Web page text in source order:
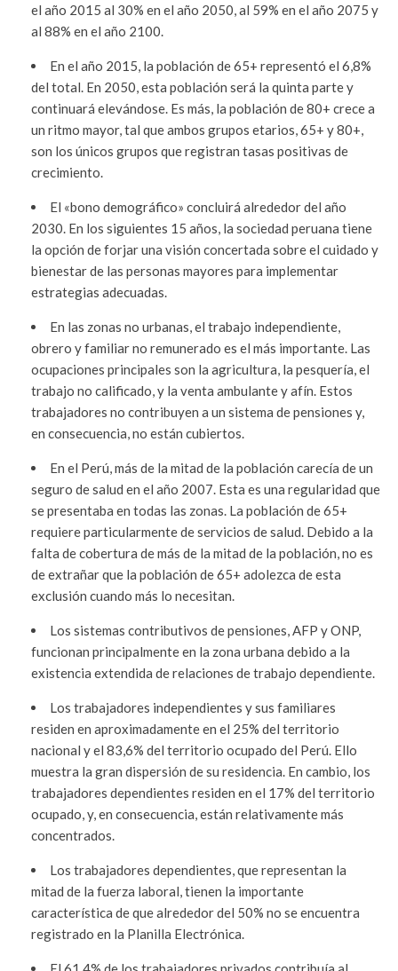
el año 2015 al 30% en el año 2050, al 59% en el año 2075 y
al 88% en el año 2100.
En el año 2015, la población de 65+ representó el 6,8%
del total. En 2050, esta población será la quinta parte y
continuará elevándose. Es más, la población de 80+ crece a
un ritmo mayor, tal que ambos grupos etarios, 65+ y 80+,
son los únicos grupos que registran tasas positivas de
crecimiento.
El «bono demográfico» concluirá alrededor del año
2030. En los siguientes 15 años, la sociedad peruana tiene
la opción de forjar una visión concertada sobre el cuidado y
bienestar de las personas mayores para implementar
estrategias adecuadas.
En las zonas no urbanas, el trabajo independiente,
obrero y familiar no remunerado es el más importante. Las
ocupaciones principales son la agricultura, la pesquería, el
trabajo no calificado, y la venta ambulante y afín. Estos
trabajadores no contribuyen a un sistema de pensiones y,
en consecuencia, no están cubiertos.
En el Perú, más de la mitad de la población carecía de un
seguro de salud en el año 2007. Esta es una regularidad que
se presentaba en todas las zonas. La población de 65+
requiere particularmente de servicios de salud. Debido a la
falta de cobertura de más de la mitad de la población, no es
de extrañar que la población de 65+ adolezca de esta
exclusión cuando más lo necesitan.
Los sistemas contributivos de pensiones, AFP y ONP,
funcionan principalmente en la zona urbana debido a la
existencia extendida de relaciones de trabajo dependiente.
Los trabajadores independientes y sus familiares
residen en aproximadamente en el 25% del territorio
nacional y el 83,6% del territorio ocupado del Perú. Ello
muestra la gran dispersión de su residencia. En cambio, los
trabajadores dependientes residen en el 17% del territorio
ocupado, y, en consecuencia, están relativamente más
concentrados.
Los trabajadores dependientes, que representan la
mitad de la fuerza laboral, tienen la importante
característica de que alrededor del 50% no se encuentra
registrado en la Planilla Electrónica.